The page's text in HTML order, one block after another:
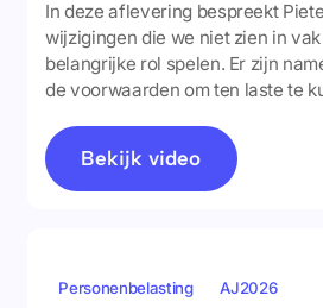
In deze aflevering bespreekt
wijzigingen die we niet zien in
belangrijke rol spelen. Er zijn
de voorwaarden om ten laste te
Bekijk video
Personenbelasting AJ2026